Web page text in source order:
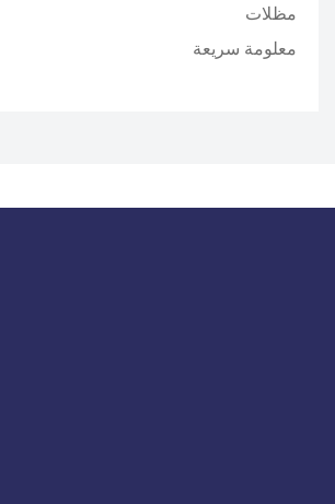
مظلات
معلومة سريعة